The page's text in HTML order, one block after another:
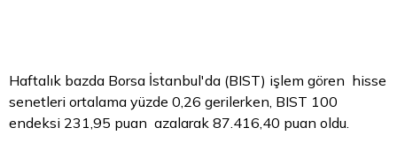
Haftalık bazda Borsa İstanbul'da (BIST) işlem gören hisse
senetleri ortalama yüzde 0,26 gerilerken, BIST 100
endeksi 231,95 puan azalarak 87.416,40 puan oldu.